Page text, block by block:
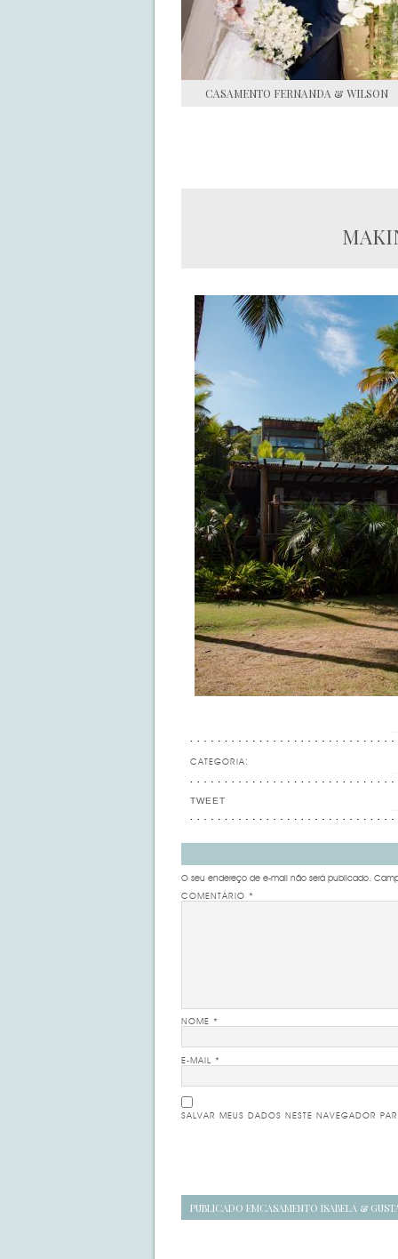
CASAMENTO FERNANDA & WILSON
CATEGORIA:
TWEET
O seu endereço de e-mail não será publicado.
COMENTÁRIO *
NOME *
E-MAIL *
SALVAR MEUS DADOS NESTE NAVEGADOR
Navegação
PUBLICADO EMCASAMENTO ISABELA &